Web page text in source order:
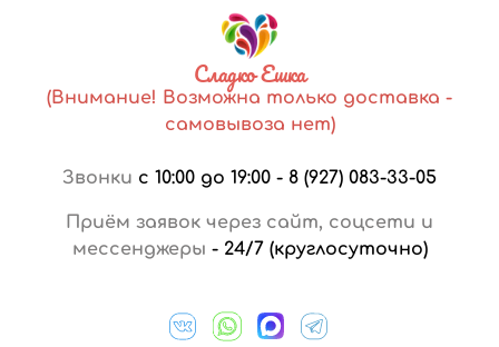
Сладко Ешка
(Внимание! Возможна только доставка -
самовывоза нет)
Звонки с 10:00 до 19:00 - 8 (927) 083-33-05
Приём заявок через сайт, соцсети и
мессенджеры - 24/7 (круглосуточно)